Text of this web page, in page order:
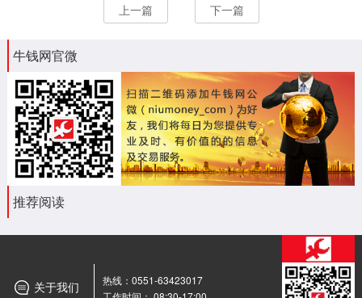
上一篇 下一篇
牛钱网官微
推荐阅读
关于我们
热线：0551-63423017